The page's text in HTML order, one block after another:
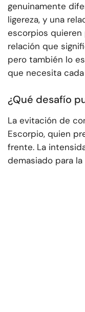
genuinamente
ligereza, y una
escorpios quieren
relación que
pero también lo
que necesita cada
¿Qué desafío
La evitación de
Escorpio, quien
frente. La
demasiado para